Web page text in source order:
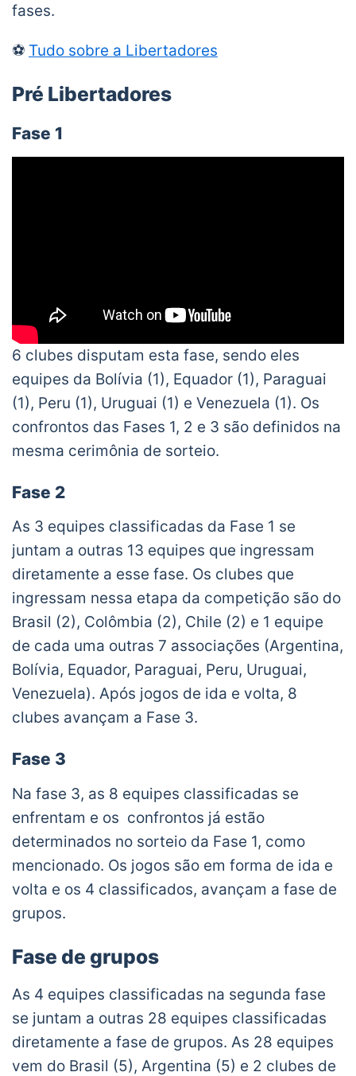
fases.
⚽ Tudo sobre a Libertadores
Pré Libertadores
Fase 1
6 clubes disputam esta fase, sendo eles
equipes da Bolívia (1), Equador (1), Paraguai
(1), Peru (1), Uruguai (1) e Venezuela (1). Os
confrontos das Fases 1, 2 e 3 são definidos na
mesma cerimônia de sorteio.
Fase 2
As 3 equipes classificadas da Fase 1 se
juntam a outras 13 equipes que ingressam
diretamente a esse fase. Os clubes que
ingressam nessa etapa da competição são do
Brasil (2), Colômbia (2), Chile (2) e 1 equipe
de cada uma outras 7 associações (Argentina,
Bolívia, Equador, Paraguai, Peru, Uruguai,
Venezuela). Após jogos de ida e volta, 8
clubes avançam a Fase 3.
Fase 3
Na fase 3, as 8 equipes classificadas se
enfrentam e os confrontos já estão
determinados no sorteio da Fase 1, como
mencionado. Os jogos são em forma de ida e
volta e os 4 classificados, avançam a fase de
grupos.
Fase de grupos
As 4 equipes classificadas na segunda fase
se juntam a outras 28 equipes classificadas
diretamente a fase de grupos. As 28 equipes
vem do Brasil (5), Argentina (5) e 2 clubes de